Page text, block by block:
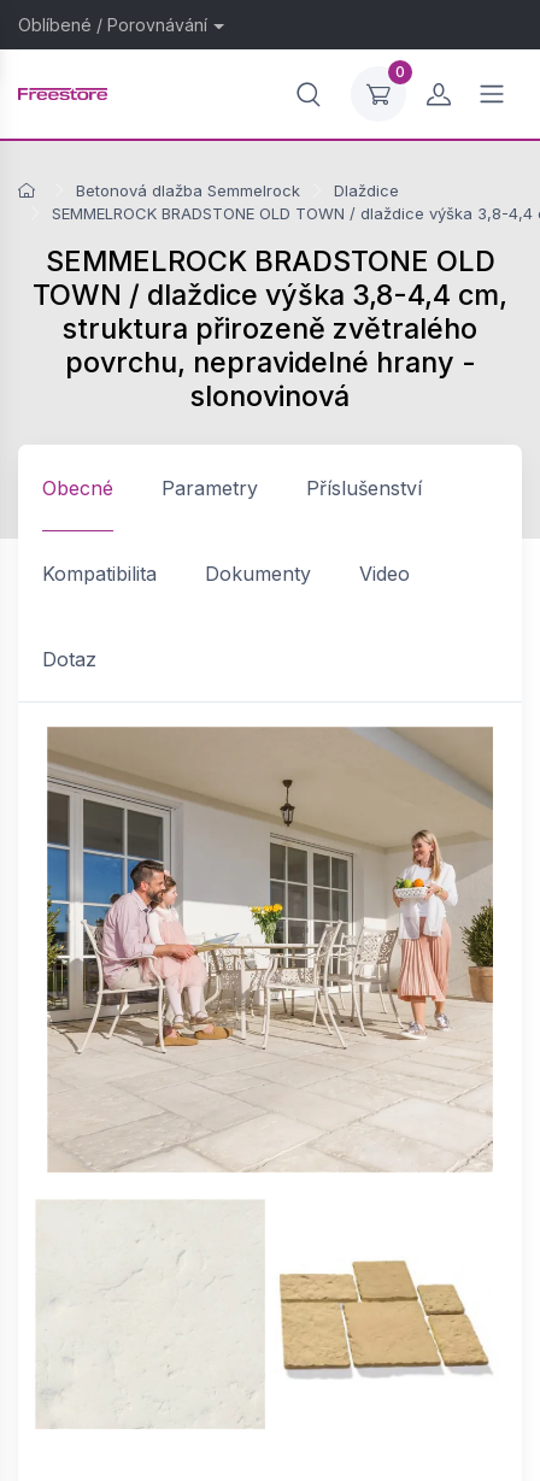
Oblíbené / Porovnávání
0
Betonová dlažba Semmelrock
Dlaždice
SEMMELROCK BRADSTONE OLD TOWN / dlaždice výška
SEMMELROCK BRADSTONE OLD
TOWN / dlaždice výška 3,8-4,4 cm,
struktura přirozeně zvětralého
povrchu, nepravidelné hrany -
slonovinová
Obecné Parametry Příslušenství
Kompatibilita Dokumenty Video
Dotaz